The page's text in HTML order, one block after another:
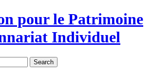
pour le Patrimoine
Individuel